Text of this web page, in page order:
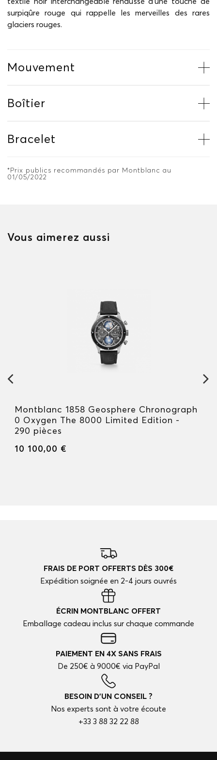
surpiqûre rouge qui rappelle les merveilles des rares
glaciers rouges.
Mouvement
Boîtier
Bracelet
*Prix publics recommandés par Montblanc au
01/05/2022
Vous aimerez aussi
Montblanc 1858 Geosphere Chronograph
0 Oxygen The 8000 Limited Edition -
290 pièces
10 100,00 €
FRAIS DE PORT OFFERTS DÈS 300€
Expédition soignée en 2-4 jours ouvrés
ÉCRIN MONTBLANC OFFERT
Emballage cadeau inclus sur chaque commande
PAIEMENT EN 4X SANS FRAIS
De 250€ à 9000€ via PayPal
BESOIN D'UN CONSEIL ?
Nos experts sont à votre écoute
+33 3 88 32 22 88